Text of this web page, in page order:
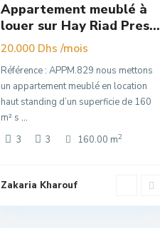
Exclusivité
Appartement meublé à
louer sur Hay Riad Pres...
20.000 Dhs/mois
Référence : APPM.829 nous mettons
un appartement meublé en location
haut standing d’un superficie de 160
m² s ...
3
3 160.00 m2
Zakaria Kharouf